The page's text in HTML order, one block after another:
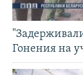
Гонения на